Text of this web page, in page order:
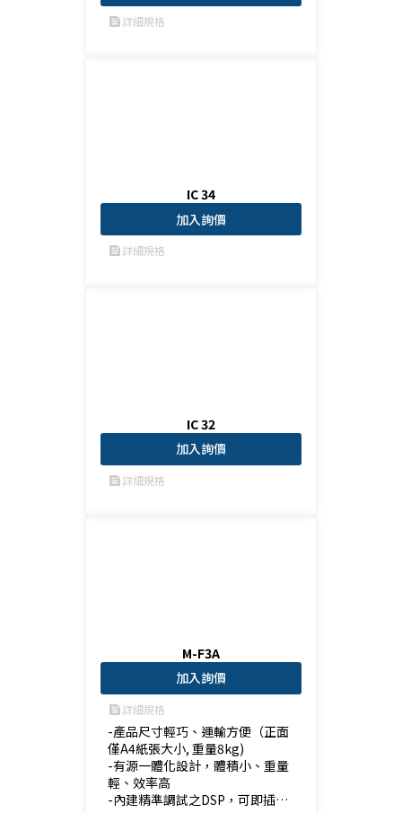
feed詳細規格
IC 34
加入詢價
feed詳細規格
IC 32
加入詢價
feed詳細規格
M-F3A
加入詢價
feed詳細規格
-產品尺寸輕巧、運輸方便（正面
僅A4紙張大小, 重量8kg)
-有源一體化設計，體積小、重量
輕、效率高
-內建精準調試之DSP，可即插即